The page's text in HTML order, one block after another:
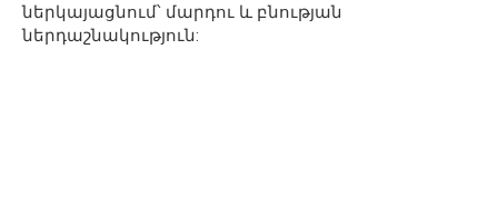
ներկայացնում՝ մարդու և բնության
ներդաշնակություն: